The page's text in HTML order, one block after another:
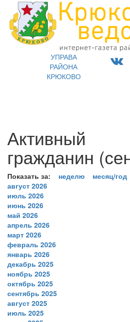
УПРАВА
РАЙОНА
КРЮКОВО
Активный
гражданин
Показать за: неделю месяц/год
август 2026
июль 2026
июнь 2026
май 2026
апрель 2026
март 2026
февраль 2026
январь 2026
декабрь 2025
ноябрь 2025
октябрь 2025
сентябрь 2025
август 2025
июль 2025